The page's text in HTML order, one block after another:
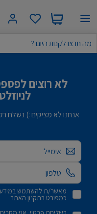
לא רוצים
אנחנו לא מציקים :) נשלח
אימייל
מאשר/ת להשתמש במידע
כמפורט בתקנון האתר